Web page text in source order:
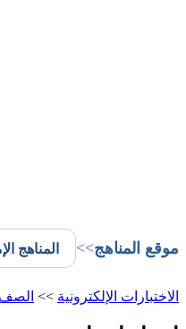
موقع المناهج>>
الاختبارات الإلكترونية >>